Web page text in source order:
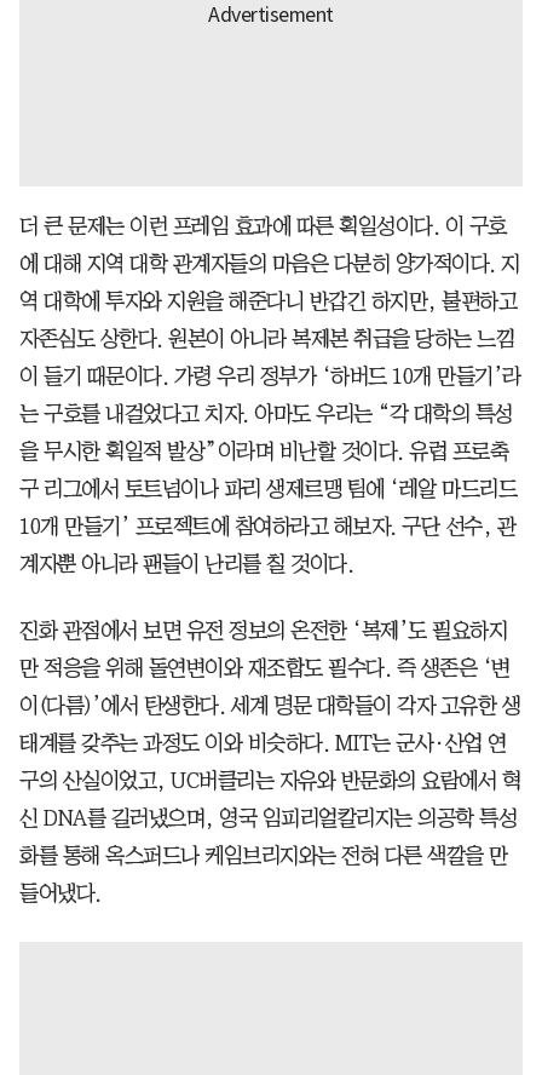
더 큰 문제는 이런 프레임 효과에 따른 획일성이다. 이 구호
에 대해 지역 대학 관계자들의 마음은 다분히 양가적이다. 지
역 대학에 투자와 지원을 해준다니 반갑긴 하지만, 불편하고
자존심도 상한다. 원본이 아니라 복제본 취급을 당하는 느낌
이 들기 때문이다. 가령 우리 정부가 ‘하버드 10개 만들기’라
는 구호를 내걸었다고 치자. 아마도 우리는 “각 대학의 특성
을 무시한 획일적 발상”이라며 비난할 것이다. 유럽 프로축
구 리그에서 토트넘이나 파리 생제르맹 팀에 ‘레알 마드리드
10개 만들기’ 프로젝트에 참여하라고 해보자. 구단 선수, 관
계자뿐 아니라 팬들이 난리를 칠 것이다.
진화 관점에서 보면 유전 정보의 온전한 ‘복제’도 필요하지
만 적응을 위해 돌연변이와 재조합도 필수다. 즉 생존은 ‘변
이(다름)’에서 탄생한다. 세계 명문 대학들이 각자 고유한 생
태계를 갖추는 과정도 이와 비슷하다. MIT는 군사·산업 연
구의 산실이었고, UC버클리는 자유와 반문화의 요람에서 혁
신 DNA를 길러냈으며, 영국 임피리얼칼리지는 의공학 특성
화를 통해 옥스퍼드나 케임브리지와는 전혀 다른 색깔을 만
들어냈다.